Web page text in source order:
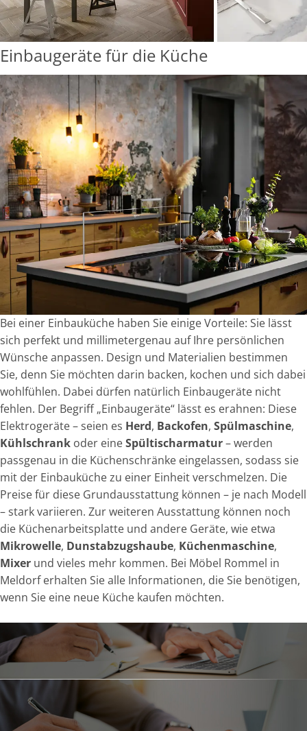
Einbaugeräte für die Küche
Bei einer Einbauküche haben Sie einige Vorteile: Sie lässt
sich perfekt und millimetergenau auf Ihre persönlichen
Wünsche anpassen. Design und Materialien bestimmen
Sie, denn Sie möchten darin backen, kochen und sich dabei
wohlfühlen. Dabei dürfen natürlich Einbaugeräte nicht
fehlen. Der Begriff „Einbaugeräte“ lässt es erahnen: Diese
Elektrogeräte – seien es Herd, Backofen, Spülmaschine,
Kühlschrank oder eineSpültischarmatur– werden
passgenau in die Küchenschränke eingelassen, sodass sie
mit der Einbauküche zu einer Einheit verschmelzen. Die
Preise für diese Grundausstattung können – je nach Modell
– stark variieren. Zur weiteren Ausstattung können noch
die Küchenarbeitsplatte und andere Geräte, wie etwa
Mikrowelle, Dunstabzugshaube, Küchenmaschine,
Mixer und vieles mehr kommen. Bei Möbel Rommel in
Meldorf erhalten Sie alle Informationen, die Sie benötigen,
wenn Sie eine neue Küche kaufen möchten.